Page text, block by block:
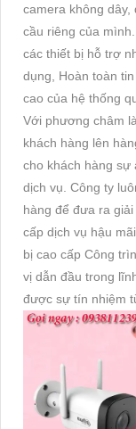
camera không dây,
cầu riêng của
các thiết bị hỗ trợ
dụng, Hoàn toàn
cao của hệ thống
Với phương châm
khách hàng lên
cho khách hàng sự
dịch vụ. Công ty
hàng để đưa ra
cấp dịch vụ hậu
bị cao cấp Công
vị dẫn đầu trong
được sự tín nhiệm